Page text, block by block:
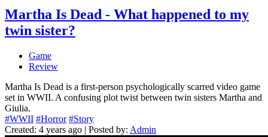
Martha Is Dead - What happened to my
twin sister?
Game
Review
Martha Is Dead is a first-person psychologically scarred video game
set in WWII. A confusing plot twist between twin sisters Martha and
Giulia.
#WWII #Horror #Story
Created: 4 years ago | Posted by: Admin